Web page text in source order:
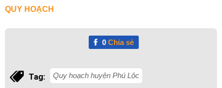
QUY HOẠCH
0Chia sẻ
Tag: Quy hoạch huyện Phú Lộc